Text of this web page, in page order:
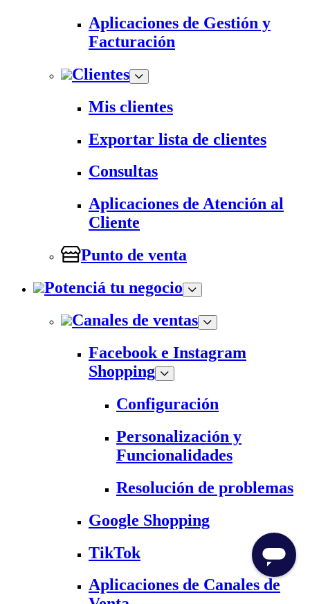
Aplicaciones de Gestión y
Facturación
Clientes
Mis clientes
Exportar lista de clientes
Consultas
Aplicaciones de Atención al
Cliente
Punto de venta
Potenciá tu negocio
Canales de ventas
Facebook e Instagram
Shopping
Configuración
Personalización y
Funcionalidades
Resolución de problemas
Google Shopping
TikTok
Aplicaciones de Canales de